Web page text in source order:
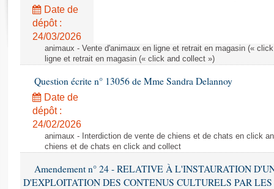
Rapports législatifs
Rapports sur l'application des lois
Baromètre de l’application des lois
Dossiers législatifs
Budget et sécurité sociale
Questions écrites et orales
Comptes rendus des débats
Date de
dépôt :
24/03/2026
animaux - Vente d'animaux en ligne et retrait en magasin («
ligne et retrait en magasin (« click and collect »)
Question écrite n° 13056 de Mme Sandra Delannoy
Date de
dépôt :
24/02/2026
animaux - Interdiction de vente de chiens et de chats en click
chiens et de chats en click and collect
Amendement n° 24 - RELATIVE À L'INSTAURATION
D'EXPLOITATION DES CONTENUS CULTURELS PAR LES